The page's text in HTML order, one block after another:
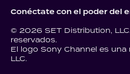
Conéctate con el poder del
© 2026 SET Distribution,
reservados.
El logo Sony Channel es
LLC.